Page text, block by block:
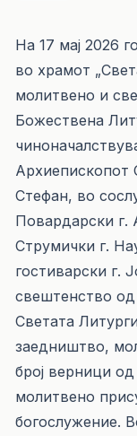
На 17 мај 2026
во храмот
молитвено и
Божествена
Архиепископот
Стефан, во
Повардарски г.
Струмички г.
гостиварски г.
свештенство од
Светата
заедништво,
број верници
молитвено
богослужение.